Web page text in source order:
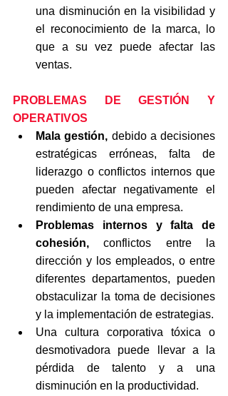
una disminución en la visibilidad y
el reconocimiento de la marca, lo
que a su vez puede afectar las
ventas.
PROBLEMAS DE GESTIÓN Y
OPERATIVOS
Mala gestión, debido a decisiones
estratégicas erróneas, falta de
liderazgo o conflictos internos que
pueden afectar negativamente el
rendimiento de una empresa.
Problemas internos y falta de
cohesión, conflictos entre la
dirección y los empleados, o entre
diferentes departamentos, pueden
obstaculizar la toma de decisiones
y la implementación de estrategias.
Una cultura corporativa tóxica o
desmotivadora puede llevar a la
pérdida de talento y a una
disminución en la productividad.